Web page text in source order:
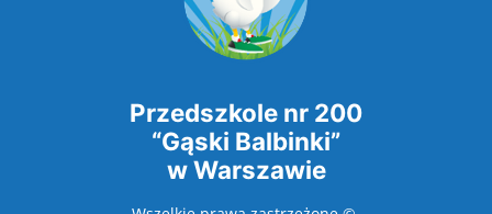
Przedszkole nr 200
“Gąski Balbinki”
w Warszawie